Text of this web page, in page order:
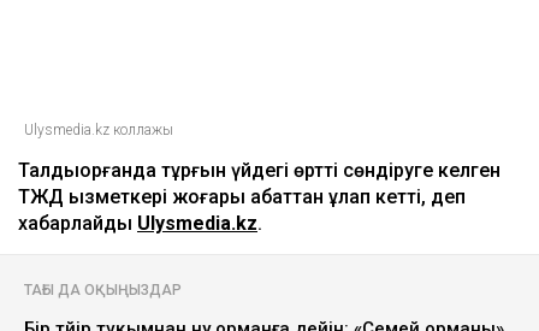
Ulysmedia.kz коллажы
Талдықорғанда тұрғын үйдегі өртті сөндіруге келген
ТЖД қызметкері жоғары қабаттан құлап кетті, деп
хабарлайды Ulysmedia.kz.
ТАҒЫ ДА ОҚЫҢЫЗДАР